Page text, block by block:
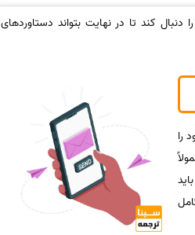
کند تا در نهایت بتواند دستاوردهای
را